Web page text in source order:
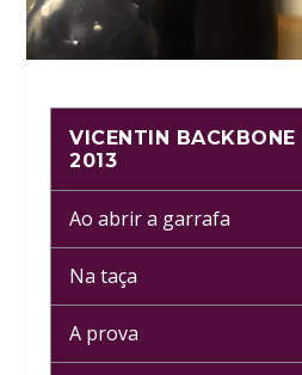
VICENTIN BACKBONE
2013
Ao abrir a garrafa
Na taça
A prova